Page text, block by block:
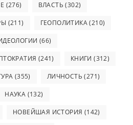
(276) ВЛАСТЬ (302)
(211) ГЕОПОЛИТИКА(210)
(66)
(241) КНИГИ (312)
(355) ЛИЧНОСТЬ (271)
НАУКА (132)
НОВЕЙШАЯ ИСТОРИЯ (142)